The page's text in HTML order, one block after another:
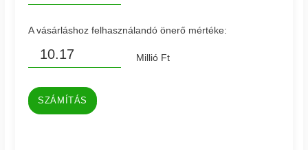
A vásárláshoz felhasználandó önerő mértéke:
Millió Ft
SZÁMÍTÁS